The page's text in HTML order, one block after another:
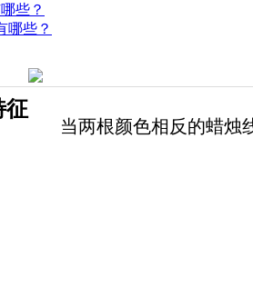
些？
哪些？
征
当两根颜色相反的蜡烛